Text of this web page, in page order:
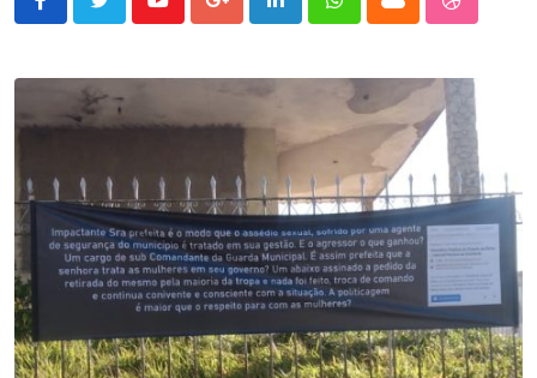
YoutubeGoogle+LinkedInWhatsappCloud